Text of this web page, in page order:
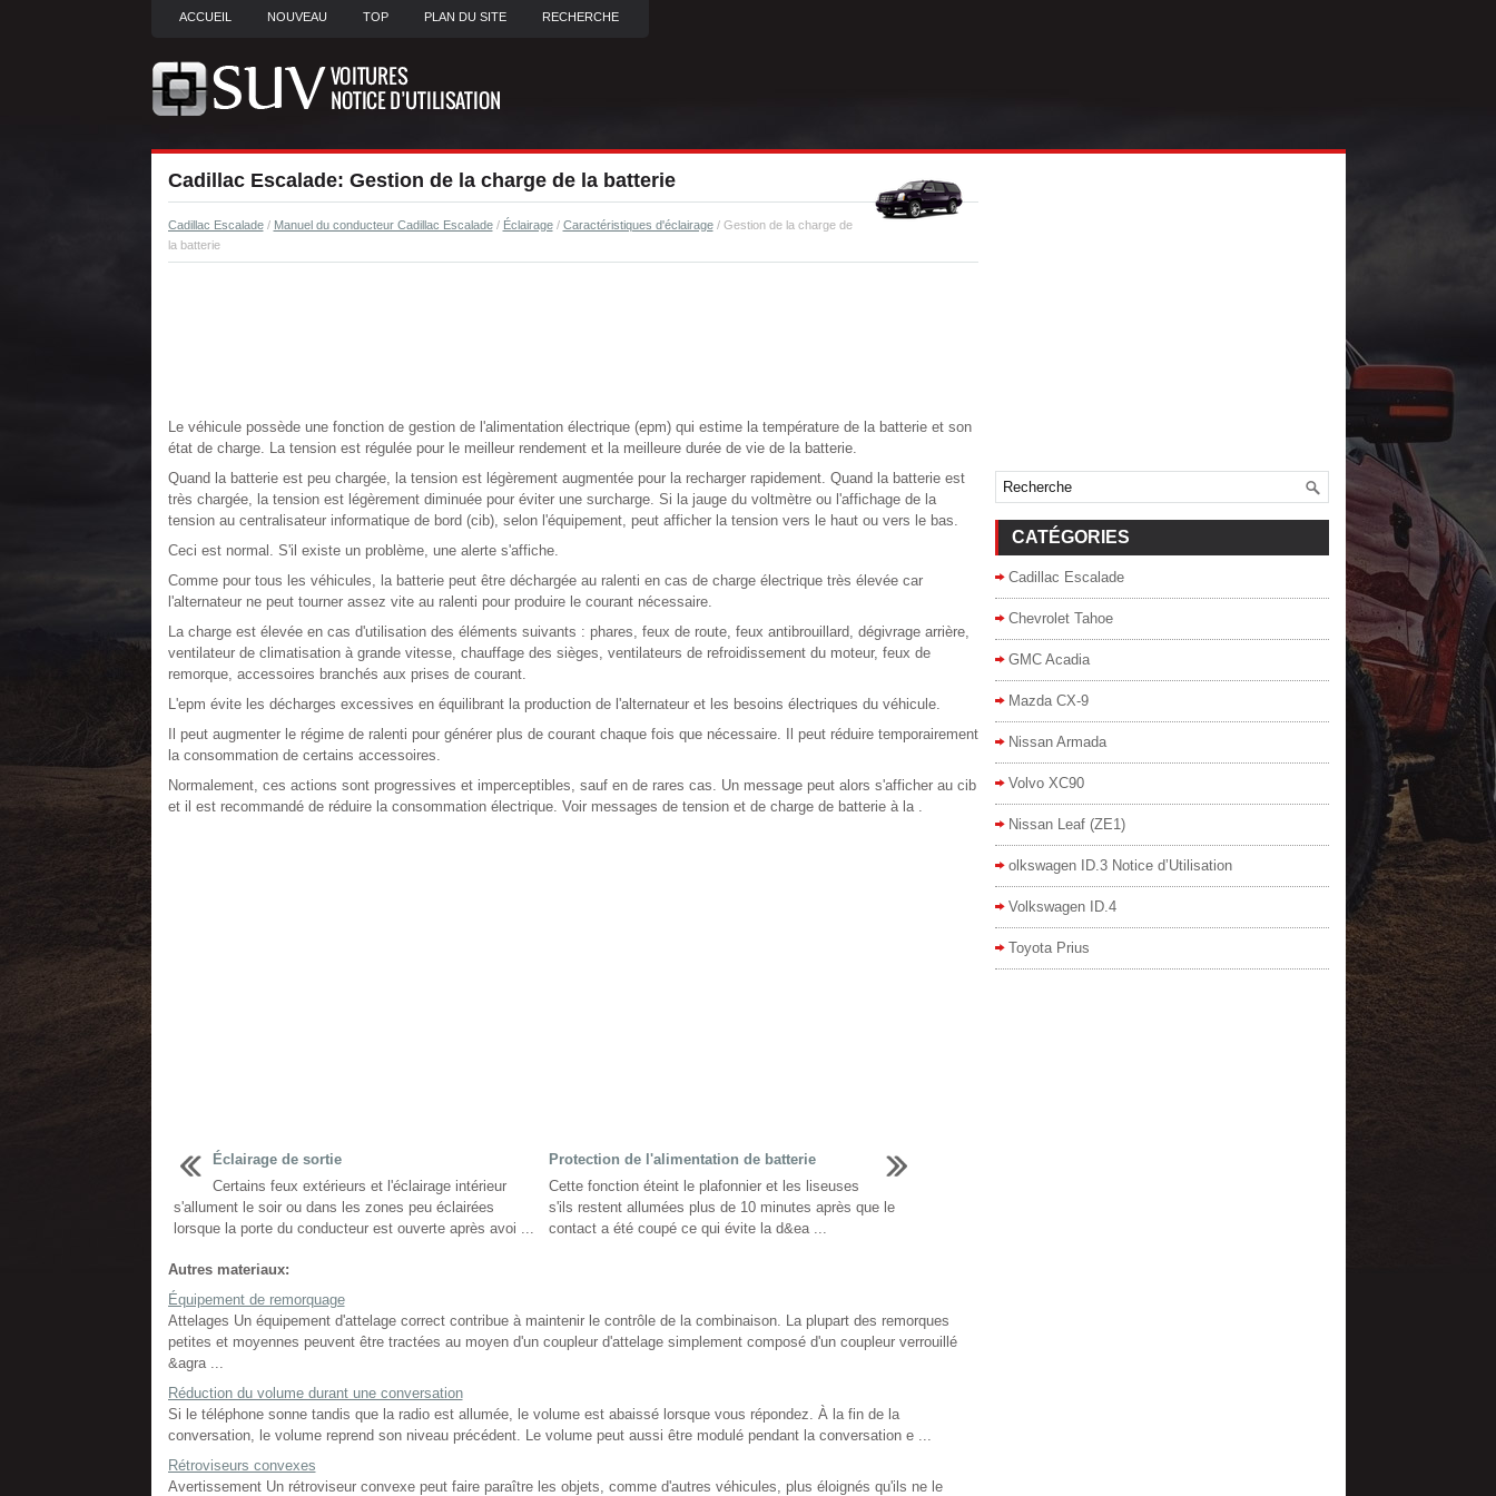
ACCUEIL NOUVEAU TOP PLAN DU SITE RECHERCHE
Cadillac Escalade: Gestion de la charge de la batterie
Cadillac Escalade/ Manuel du conducteur Cadillac Escalade/ Éclairage/ Caractéristiques d'éclairage/ Gestion de la charge de
la batterie
Le véhicule possède une fonction de gestion de l'alimentation électrique (epm) qui estime la température de la batterie et son
état de charge. La tension est régulée pour le meilleur rendement et la meilleure durée de vie de la batterie.
Quand la batterie est peu chargée, la tension est légèrement augmentée pour la recharger rapidement. Quand la batterie est
très chargée, la tension est légèrement diminuée pour éviter une surcharge. Si la jauge du voltmètre ou l'affichage de la
tension au centralisateur informatique de bord (cib), selon l'équipement, peut afficher la tension vers le haut ou vers le bas.
Ceci est normal. S'il existe un problème, une alerte s'affiche.
Comme pour tous les véhicules, la batterie peut être déchargée au ralenti en cas de charge électrique très élevée car
l'alternateur ne peut tourner assez vite au ralenti pour produire le courant nécessaire.
La charge est élevée en cas d'utilisation des éléments suivants : phares, feux de route, feux antibrouillard, dégivrage arrière,
ventilateur de climatisation à grande vitesse, chauffage des sièges, ventilateurs de refroidissement du moteur, feux de
remorque, accessoires branchés aux prises de courant.
L'epm évite les décharges excessives en équilibrant la production de l'alternateur et les besoins électriques du véhicule.
Il peut augmenter le régime de ralenti pour générer plus de courant chaque fois que nécessaire. Il peut réduire temporairement
la consommation de certains accessoires.
Normalement, ces actions sont progressives et imperceptibles, sauf en de rares cas. Un message peut alors s'afficher au cib
et il est recommandé de réduire la consommation électrique. Voir messages de tension et de charge de batterie à la .
Éclairage de sortie
Certains feux extérieurs et l'éclairage intérieur
s'allument le soir ou dans les zones peu éclairées
lorsque la porte du conducteur est ouverte après avoi ...
Protection de l'alimentation de batterie
Cette fonction éteint le plafonnier et les liseuses
s'ils restent allumées plus de 10 minutes après que le
contact a été coupé ce qui évite la d&ea ...
Autres materiaux:
Équipement de remorquage
Attelages Un équipement d'attelage correct contribue à maintenir le contrôle de la combinaison. La plupart des remorques
petites et moyennes peuvent être tractées au moyen d'un coupleur d'attelage simplement composé d'un coupleur verrouillé
&agra ...
Réduction du volume durant une conversation
Si le téléphone sonne tandis que la radio est allumée, le volume est abaissé lorsque vous répondez. À la fin de la
conversation, le volume reprend son niveau précédent. Le volume peut aussi être modulé pendant la conversation e ...
Rétroviseurs convexes
Avertissement Un rétroviseur convexe peut faire paraître les objets, comme d'autres véhicules, plus éloignés qu'ils ne le
CATÉGORIES
Cadillac Escalade
Chevrolet Tahoe
GMC Acadia
Mazda CX-9
Nissan Armada
Volvo XC90
Nissan Leaf (ZE1)
olkswagen ID.3 Notice d’Utilisation
Volkswagen ID.4
Toyota Prius